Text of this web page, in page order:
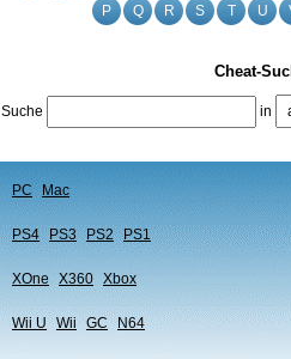
P
Q R S T U
Cheat-
Suche in
PC Mac
PS4 PS3 PS2 PS1
XOne X360 Xbox
Wii U Wii GC N64